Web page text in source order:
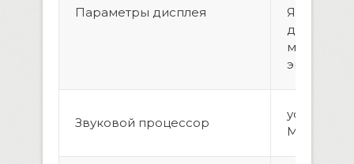
Параметры дисплея
Яркий и
дисплей !
экран,
Звуковой процессор
MOSFET